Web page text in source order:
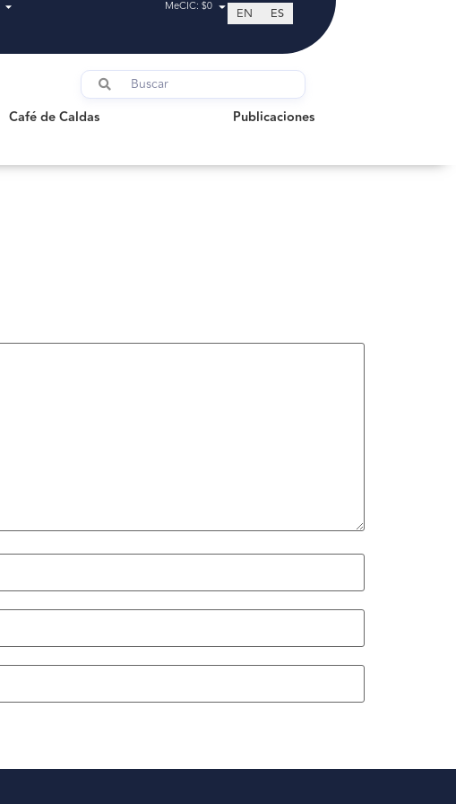
MeCIC: $0 EN ES
Café de Caldas Publicaciones
Publicaciones